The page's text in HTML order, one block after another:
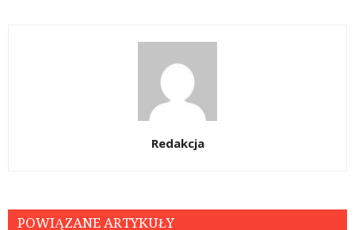
Redakcja
POWIĄZANE ARTYKUŁY